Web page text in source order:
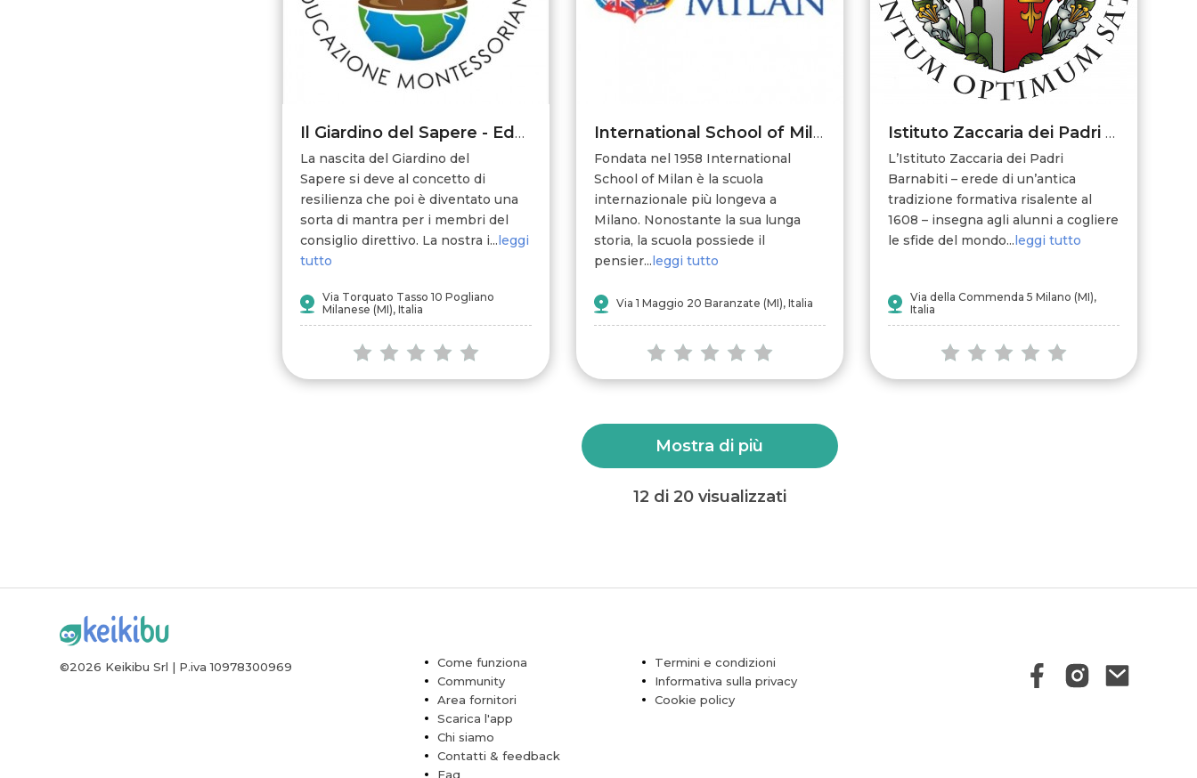
Il Giardino del Sapere - Educazione montessoriana
La nascita del Giardino del
Sapere si deve al concetto di
resilienza che poi è diventato una
sorta di mantra per i membri del
consiglio direttivo. La nostra i...leggi
tutto
Via Torquato Tasso 10 Pogliano
Milanese (MI), Italia
International School of Milan
Fondata nel 1958 International
School of Milan è la scuola
internazionale più longeva a
Milano. Nonostante la sua lunga
storia, la scuola possiede il
pensier...leggi tutto
Via 1 Maggio 20 Baranzate (MI), Italia
Istituto Zaccaria dei Padri Barnabiti
L’Istituto Zaccaria dei Padri
Barnabiti – erede di un’antica
tradizione formativa risalente al
1608 – insegna agli alunni a cogliere
le sfide del mondo...leggi tutto
Via della Commenda 5 Milano (MI),
Italia
Mostra di più
12 di 20 visualizzati
©2026 Keikibu Srl | P.iva 10978300969
Come funziona
Community
Area fornitori
Scarica l'app
Chi siamo
Contatti & feedback
Faq
Termini e condizioni
Informativa sulla privacy
Cookie policy